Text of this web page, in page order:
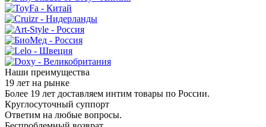
Наши преимущества
19 лет на рынке
Более 19 лет доставляем интим товары по России.
Круглосуточный суппорт
Ответим на любые вопросы.